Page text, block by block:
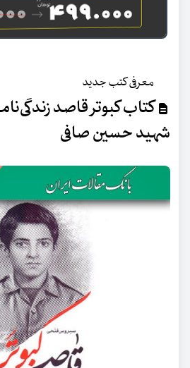
معرفی کتب جدید
کتاب کبوتر قاصد
شهید حسین صافی